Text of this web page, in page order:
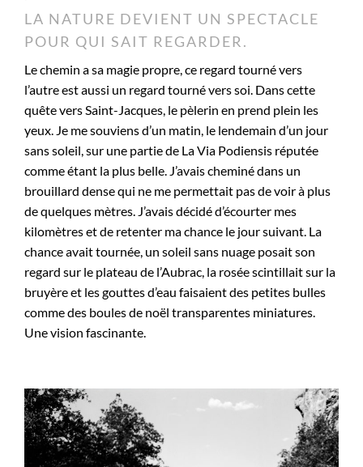
LA NATURE DEVIENT UN SPECTACLE
POUR QUI SAIT REGARDER.
Le chemin a sa magie propre, ce regard tourné vers
l’autre est aussi un regard tourné vers soi. Dans cette
quête vers Saint-Jacques, le pèlerin en prend plein les
yeux. Je me souviens d’un matin, le lendemain d’un jour
sans soleil, sur une partie de La Via Podiensis réputée
comme étant la plus belle. J’avais cheminé dans un
brouillard dense qui ne me permettait pas de voir à plus
de quelques mètres. J’avais décidé d’écourter mes
kilomètres et de retenter ma chance le jour suivant. La
chance avait tournée, un soleil sans nuage posait son
regard sur le plateau de l’Aubrac, la rosée scintillait sur la
bruyère et les gouttes d’eau faisaient des petites bulles
comme des boules de noël transparentes miniatures.
Une vision fascinante.